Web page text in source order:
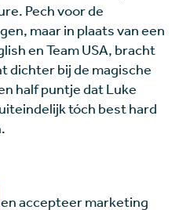
Pech voor de
maar in plaats van een
en Team USA, bracht
dichter bij de magische
half puntje dat Luke
tóch best hard
en accepteer marketing